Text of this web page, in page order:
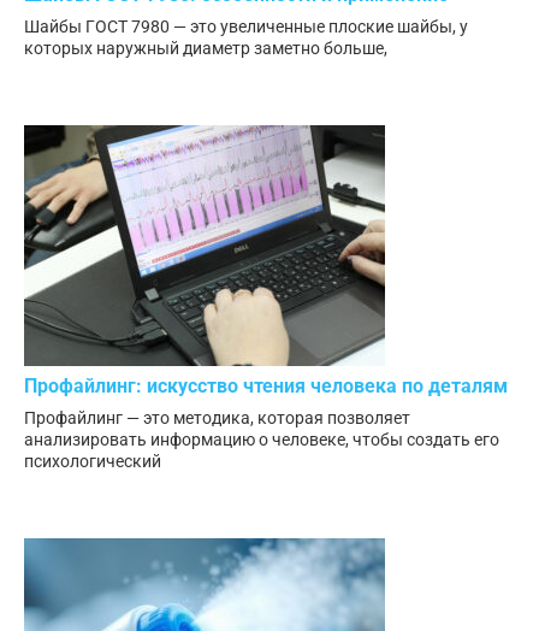
Шайбы ГОСТ 7980 — это увеличенные плоские шайбы, у
которых наружный диаметр заметно больше,
Профайлинг: искусство чтения человека по деталям
Профайлинг — это методика, которая позволяет
анализировать информацию о человеке, чтобы создать его
психологический